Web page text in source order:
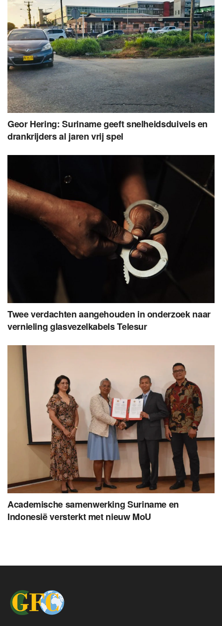
Geor Hering: Suriname geeft snelheidsduivels en
drankrijders al jaren vrij spel
Twee verdachten aangehouden in onderzoek naar
vernieling glasvezelkabels Telesur
Academische samenwerking Suriname en
Indonesië versterkt met nieuw MoU